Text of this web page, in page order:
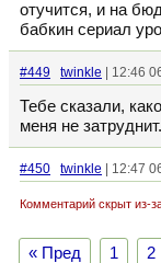
отучится, и на
бабкин сериал
#449 twinkle | 12:46
Тебе сказали,
меня не затруднит.
#450 twinkle | 12:47
Комментарий скрыт из-
« Пред 1 2